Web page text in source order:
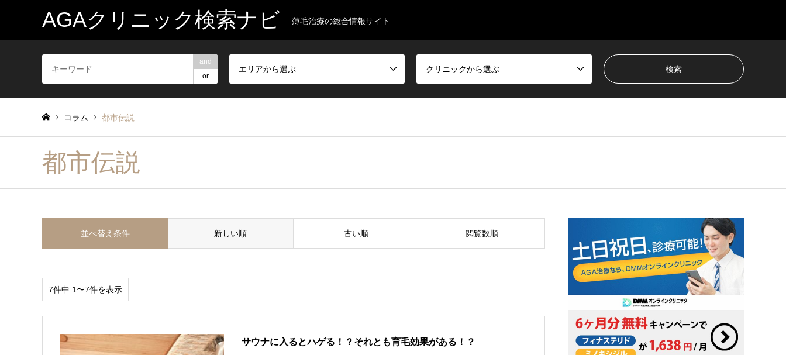
AGAクリニック検索ナビ 薄毛治療の総合情報サイト
and
or
エリアから選ぶ クリニックから選ぶ
コラム 都市伝説
都市伝説
並べ替え条件 新しい順 古い順 閲覧数順
7件中 1〜7件を表示
サウナに入るとハゲる！？それとも育毛効果がある！？